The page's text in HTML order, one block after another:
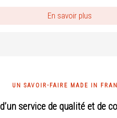
En savoir plus
UN SAVOIR-FAIRE MADE IN
service de qualité et de